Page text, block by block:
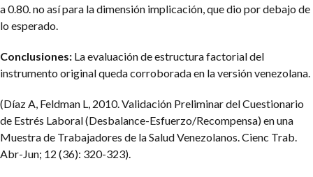
a 0.80. no así para la dimensión implicación, que dio por debajo de
lo esperado.
Conclusiones: La evaluación de estructura factorial del
instrumento original queda corroborada en la versión venezolana.
(Díaz A, Feldman L, 2010. Validación Preliminar del Cuestionario
de Estrés Laboral (Desbalance-Esfuerzo/Recompensa) en una
Muestra de Trabajadores de la Salud Venezolanos. Cienc Trab.
Abr-Jun; 12 (36): 320-323).